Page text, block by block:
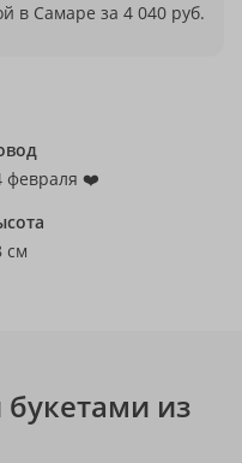
в Самаре за 4 040 руб.
февраля ❤️
см
из